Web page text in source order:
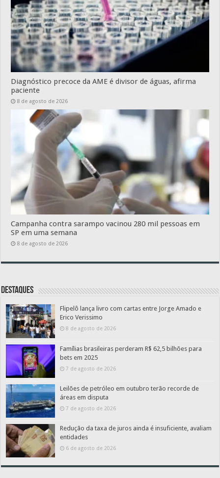
Diagnóstico precoce da AME é divisor de águas, afirma
paciente
8 de agosto de 2026
Campanha contra sarampo vacinou 280 mil pessoas em
SP em uma semana
8 de agosto de 2026
Destaques
Flipelô lança livro com cartas entre Jorge Amado e
Erico Verissimo
8 de agosto de 2026
Famílias brasileiras perderam R$ 62,5 bilhões para
bets em 2025
7 de agosto de 2026
Leilões de petróleo em outubro terão recorde de
áreas em disputa
7 de agosto de 2026
Redução da taxa de juros ainda é insuficiente, avaliam
entidades
6 de agosto de 2026